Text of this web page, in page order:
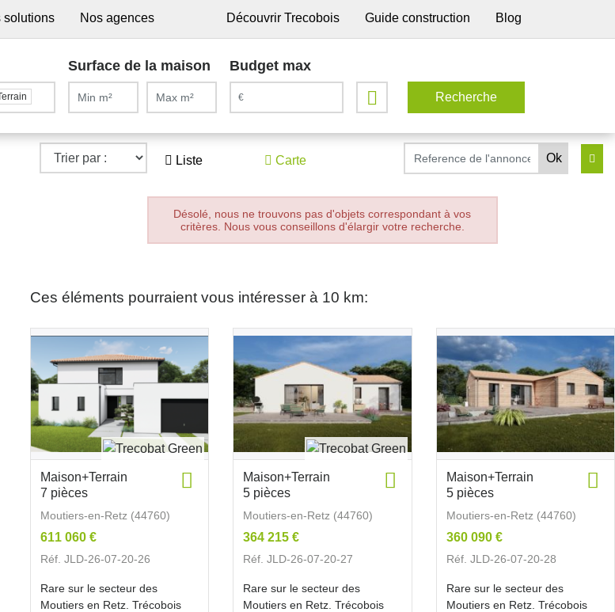
solutions Nos agences Découvrir Trecobois Guide construction Blog
Surface de la maison Budget max
Liste Carte
Désolé, nous ne trouvons pas d'objets correspondant à vos
critères. Nous vous conseillons d'élargir votre recherche.
Ces éléments pourraient vous intéresser à 10 km:
Maison+Terrain
7 pièces
Moutiers-en-Retz (44760)
611 060 €
Réf. JLD-26-07-20-26
Rare sur le secteur des
Moutiers en Retz. Trécobois
Maison+Terrain
5 pièces
Moutiers-en-Retz (44760)
364 215 €
Réf. JLD-26-07-20-27
Rare sur le secteur des
Moutiers en Retz. Trécobois
Maison+Terrain
5 pièces
Moutiers-en-Retz (44760)
360 090 €
Réf. JLD-26-07-20-28
Rare sur le secteur des
Moutiers en Retz. Trécobois